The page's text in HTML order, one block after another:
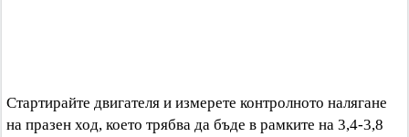
Стартирайте двигателя и измерете контролното налягане
на празен ход, което трябва да бъде в рамките на 3,4-3,8